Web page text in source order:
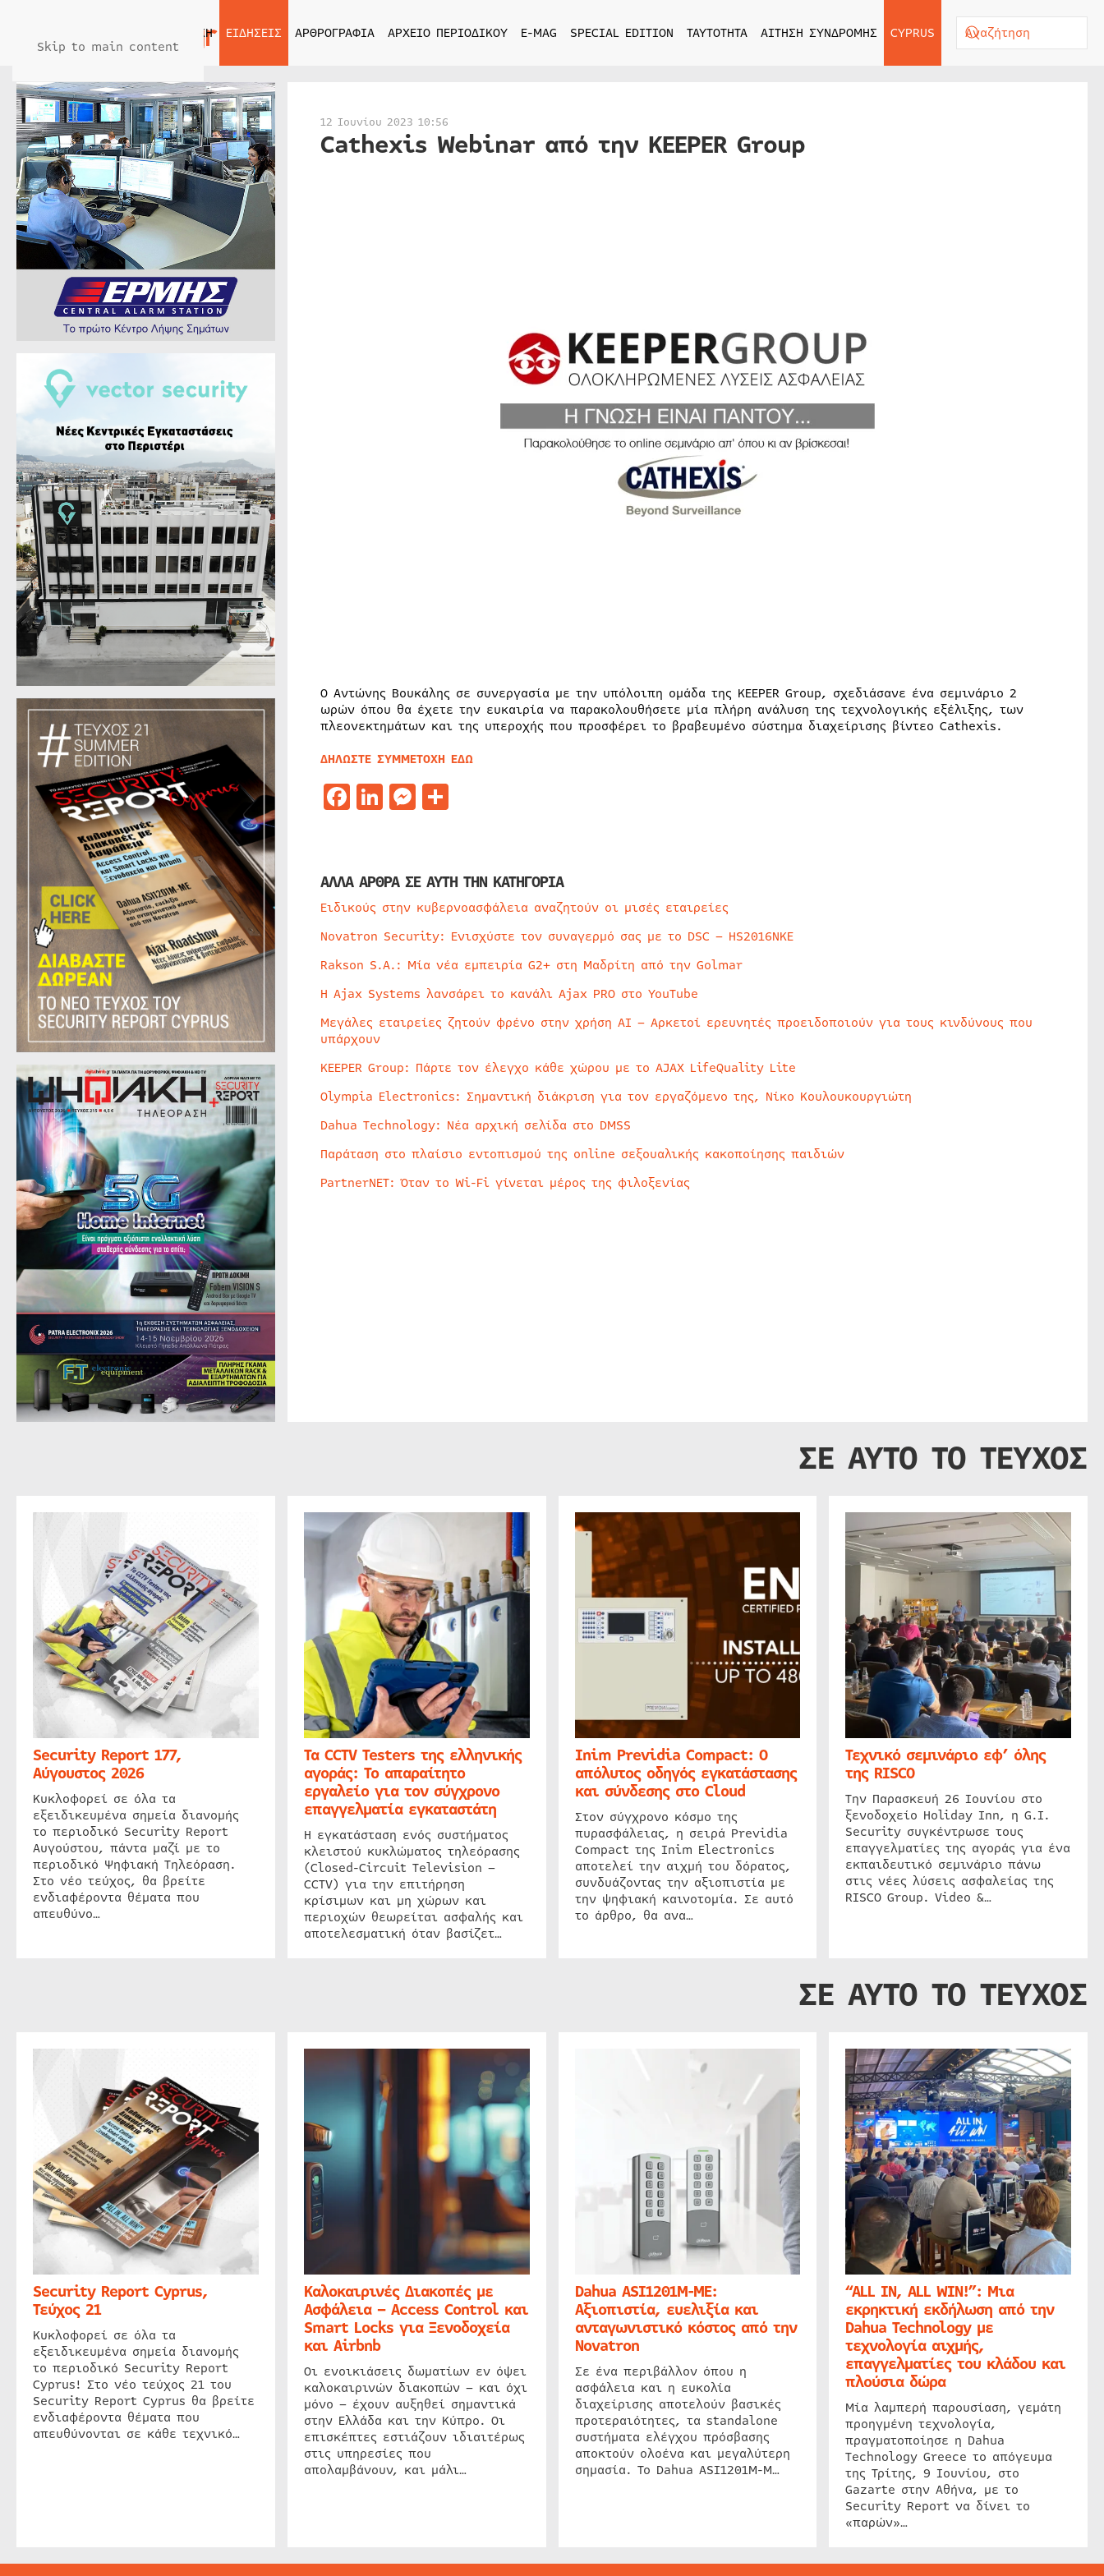
Skip to main content
ΑΡΧΙΚΗ ΕΙΔΗΣΕΙΣ ΑΡΘΡΟΓΡΑΦΙΑ ΑΡΧΕΙΟ ΠΕΡΙΟΔΙΚΟΥ E-MAG SPECIAL EDITION ΤΑΥΤΟΤΗΤΑ ΑΙΤΗΣΗ ΣΥΝΔΡΟΜΗΣ CYPRUS
12 Ιουνίου 2023 10:56
Cathexis Webinar από την KEEPER Group
Ο Αντώνης Βουκάλης σε συνεργασία με την υπόλοιπη ομάδα της KEEPER Group, σχεδιάσανε ένα σεμινάριο 2
ωρών όπου θα έχετε την ευκαιρία να παρακολουθήσετε μία πλήρη ανάλυση της τεχνολογικής εξέλιξης, των
πλεονεκτημάτων και της υπεροχής που προσφέρει το βραβευμένο σύστημα διαχείρισης βίντεο Cathexis.
ΔΗΛΩΣΤΕ ΣΥΜΜΕΤΟΧΗ ΕΔΩ
Facebook
LinkedIn
Messenger
Μοιραστείτε
ΑΛΛΑ ΑΡΘΡΑ ΣΕ ΑΥΤΗ ΤΗΝ ΚΑΤΗΓΟΡΙΑ
Ειδικούς στην κυβερνοασφάλεια αναζητούν οι μισές εταιρείες
Novatron Security: Ενισχύστε τον συναγερμό σας με το DSC – HS2016NKE
Rakson S.A.: Μία νέα εμπειρία G2+ στη Μαδρίτη από την Golmar
Η Ajax Systems λανσάρει το κανάλι Ajax PRO στο YouTube
Μεγάλες εταιρείες ζητούν φρένο στην χρήση AI – Αρκετοί ερευνητές προειδοποιούν για τους κινδύνους που
υπάρχουν
KEEPER Group: Πάρτε τον έλεγχο κάθε χώρου με το AJAX LifeQuality Lite
Olympia Electronics: Σημαντική διάκριση για τον εργαζόμενο της, Νίκο Κουλουκουργιώτη
Dahua Technology: Νέα αρχική σελίδα στο DMSS
Παράταση στο πλαίσιο εντοπισμού της online σεξουαλικής κακοποίησης παιδιών
PartnerNET: Όταν το Wi-Fi γίνεται μέρος της φιλοξενίας
ΣΕ ΑΥΤΟ ΤΟ ΤΕΥΧΟΣ
Security Report 177,
Αύγουστος 2026
Κυκλοφορεί σε όλα τα
εξειδικευμένα σημεία διανομής
το περιοδικό Security Report
Αυγούστου, πάντα μαζί με το
περιοδικό Ψηφιακή Τηλεόραση.
Στο νέο τεύχος, θα βρείτε
ενδιαφέροντα θέματα που
απευθύνο…
Τα CCTV Testers της ελληνικής
αγοράς: Το απαραίτητο
εργαλείο για τον σύγχρονο
επαγγελματία εγκαταστάτη
Η εγκατάσταση ενός συστήματος
κλειστού κυκλώματος τηλεόρασης
(Closed-Circuit Television –
CCTV) για την επιτήρηση
κρίσιμων και μη χώρων και
περιοχών θεωρείται ασφαλής και
αποτελεσματική όταν βασίζετ…
Inim Previdia Compact: Ο
απόλυτος οδηγός εγκατάστασης
και σύνδεσης στο Cloud
Στον σύγχρονο κόσμο της
πυρασφάλειας, η σειρά Previdia
Compact της Inim Electronics
αποτελεί την αιχμή του δόρατος,
συνδυάζοντας την αξιοπιστία με
την ψηφιακή καινοτομία. Σε αυτό
το άρθρο, θα ανα…
Τεχνικό σεμινάριο εφ’ όλης
της RISCO
Την Παρασκευή 26 Ιουνίου στο
ξενοδοχείο Holiday Inn, η G.I.
Security συγκέντρωσε τους
επαγγελματίες της αγοράς για ένα
εκπαιδευτικό σεμινάριο πάνω
στις νέες λύσεις ασφαλείας της
RISCO Group. Video &…
ΣΕ ΑΥΤΟ ΤΟ ΤΕΥΧΟΣ
Security Report Cyprus,
Τεύχος 21
Κυκλοφορεί σε όλα τα
εξειδικευμένα σημεία διανομής
το περιοδικό Security Report
Cyprus! Στο νέο τεύχος 21 του
Security Report Cyprus θα βρείτε
ενδιαφέροντα θέματα που
απευθύνονται σε κάθε τεχνικό…
Καλοκαιρινές Διακοπές με
Ασφάλεια – Access Control και
Smart Locks για Ξενοδοχεία
και Airbnb
Οι ενοικιάσεις δωματίων εν όψει
καλοκαιρινών διακοπών – και όχι
μόνο – έχουν αυξηθεί σημαντικά
στην Ελλάδα και την Κύπρο. Οι
επισκέπτες εστιάζουν ιδιαιτέρως
στις υπηρεσίες που
απολαμβάνουν, και μάλι…
Dahua ASI1201M-ME:
Αξιοπιστία, ευελιξία και
ανταγωνιστικό κόστος από την
Novatron
Σε ένα περιβάλλον όπου η
ασφάλεια και η ευκολία
διαχείρισης αποτελούν βασικές
προτεραιότητες, τα standalone
συστήματα ελέγχου πρόσβασης
αποκτούν ολοένα και μεγαλύτερη
σημασία. Το Dahua ASI1201M-M…
“ALL IN, ALL WIN!”: Μια
εκρηκτική εκδήλωση από την
Dahua Technology με
τεχνολογία αιχμής,
επαγγελματίες του κλάδου και
πλούσια δώρα
Μία λαμπερή παρουσίαση, γεμάτη
προηγμένη τεχνολογία,
πραγματοποίησε η Dahua
Technology Greece το απόγευμα
της Τρίτης, 9 Ιουνίου, στο
Gazarte στην Αθήνα, με το
Security Report να δίνει το
«παρών»…